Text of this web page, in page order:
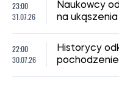
23:00
31.07.26
Naukowcy
na
22:00
30.07.26
Historycy